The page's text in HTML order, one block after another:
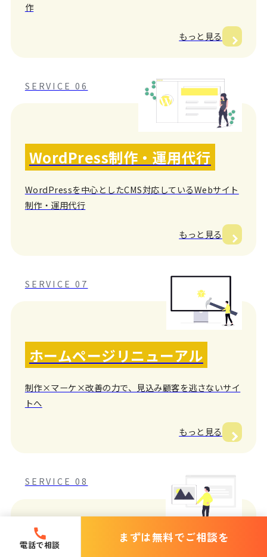
作
もっと見る
SERVICE 06
WordPress制作・運用代行
WordPressを中心としたCMS対応しているWebサイト
制作・運用代行
もっと見る
SERVICE 07
ホームページリニューアル
制作×マーケ×改善の力で、見込み顧客を逃さないサイ
トへ
もっと見る
SERVICE 08
BtoB向けWebサイト制作
電話で相談
まずは無料でご相談を